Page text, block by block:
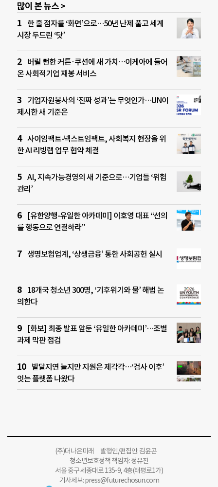
많이 본 뉴스 >
한 줄 점자를 ‘화면’으로…50년 난제 풀고 세계
시장 두드린 ‘닷’
버릴 뻔한 커튼·쿠션에 새 가치…이케아에 들어
온 사회적기업 재봉 서비스
기업자원봉사의 ‘진짜 성과’는 무엇인가…UN이
제시한 새 기준은
사이임팩트-넥스트임팩트, 사회복지 현장을 위
한 AI 리빙랩 업무 협약 체결
AI, 지속가능경영의 새 기준으로…기업들 ‘위험
관리’
[유한양행-유일한 아카데미] 이호영 대표 “선의
를 행동으로 연결하라”
생명보험업계, ‘상생금융’ 통한 사회공헌 실시
18개국 청소년 300명, ‘기후위기와 물’ 해법 논
의한다
[화보] 최종 발표 앞둔 ‘유일한 아카데미’…조별
과제 막판 점검
발달지연 늘지만 지원은 제각각…‘검사 이후’
잇는 플랫폼 나왔다
(주)더나은미래 발행인/편집인: 김윤곤
청소년보호정책 책임자: 정유진
서울 중구 세종대로 135-9, 4층(태평로1가)
기사제보:press@futurechosun.com